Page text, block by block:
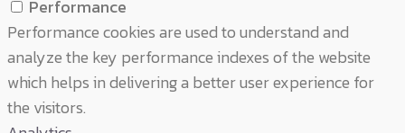
Performance
Performance cookies are used to understand and
analyze the key performance indexes of the website
which helps in delivering a better user experience for
the visitors.